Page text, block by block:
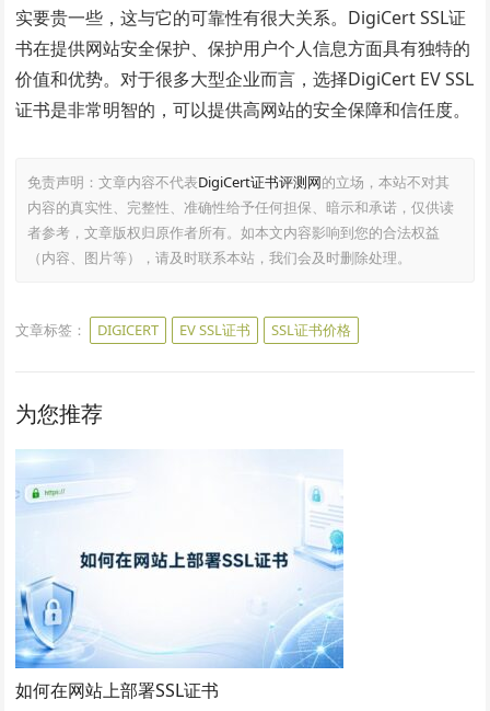
实要贵一些，这与它的可靠性有很大关系。DigiCert SSL证
书在提供网站安全保护、保护用户个人信息方面具有独特的
价值和优势。对于很多大型企业而言，选择DigiCert EV SSL
证书是非常明智的，可以提供高网站的安全保障和信任度。
免责声明：文章内容不代表DigiCert证书评测网的立场，本站不对其
内容的真实性、完整性、准确性给予任何担保、暗示和承诺，仅供读
者参考，文章版权归原作者所有。如本文内容影响到您的合法权益
（内容、图片等），请及时联系本站，我们会及时删除处理。
文章标签： DIGICERT EV SSL证书 SSL证书价格
为您推荐
如何在网站上部署SSL证书